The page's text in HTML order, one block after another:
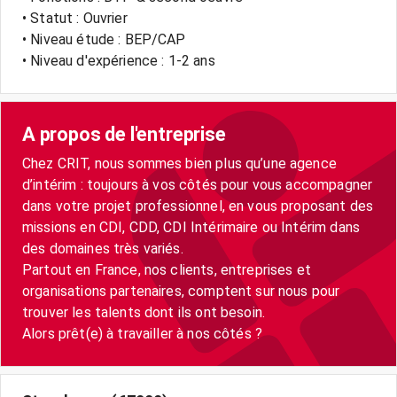
• Statut : Ouvrier
• Niveau étude : BEP/CAP
• Niveau d'expérience : 1-2 ans
A propos de l'entreprise
Chez CRIT, nous sommes bien plus qu’une agence
d’intérim : toujours à vos côtés pour vous accompagner
dans votre projet professionnel, en vous proposant des
missions en CDI, CDD, CDI Intérimaire ou Intérim dans
des domaines très variés.
Partout en France, nos clients, entreprises et
organisations partenaires, comptent sur nous pour
trouver les talents dont ils ont besoin.
Alors prêt(e) à travailler à nos côtés ?